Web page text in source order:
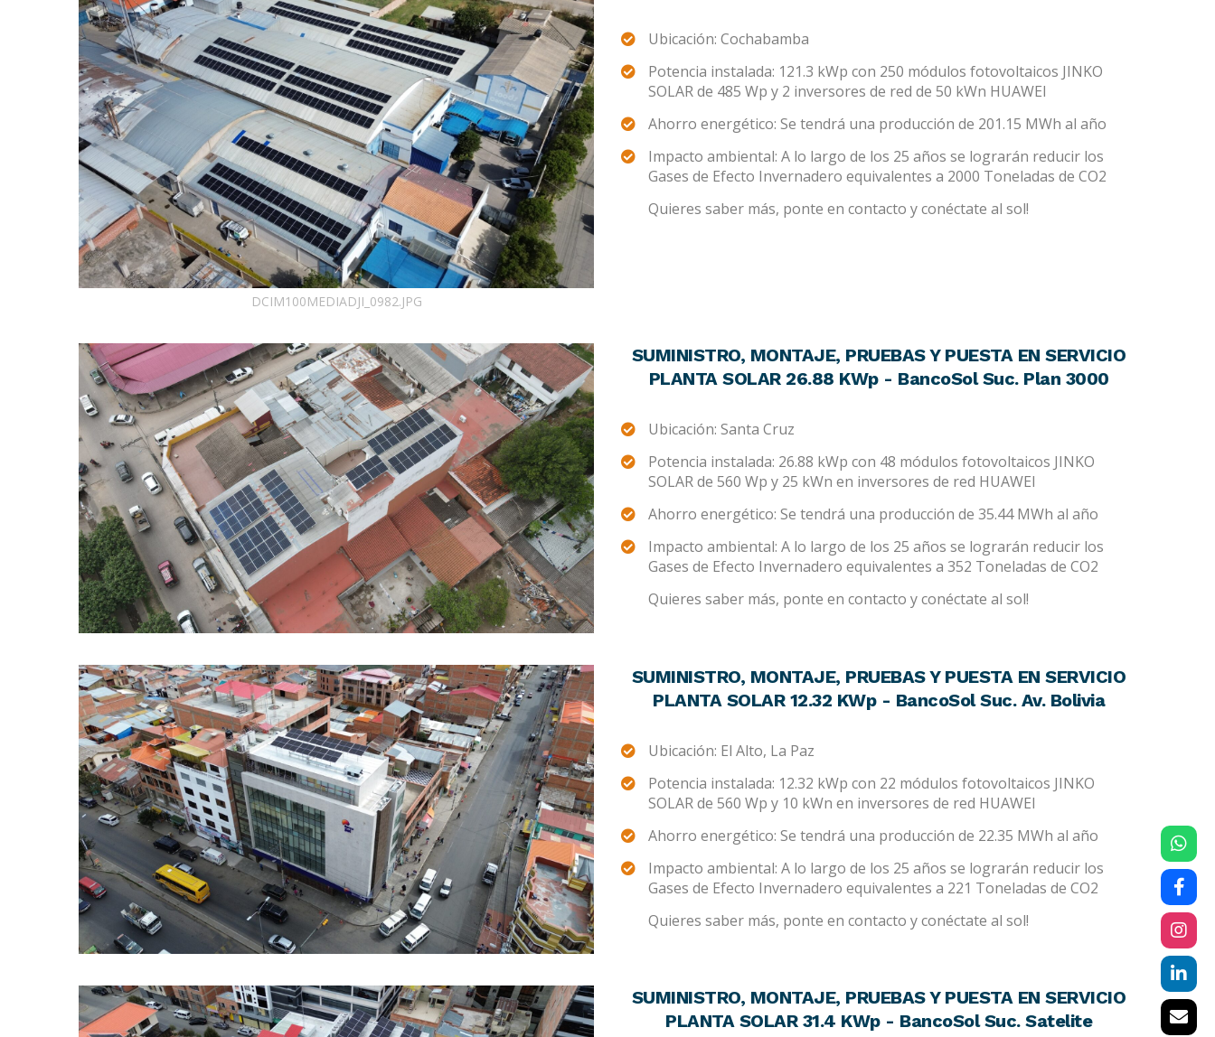
DCIM100MEDIADJI_0982.JPG
Ubicación: Cochabamba
Potencia instalada: 121.3 kWp con 250 módulos fotovoltaicos JINKO
SOLAR de 485 Wp y 2 inversores de red de 50 kWn HUAWEI
Ahorro energético: Se tendrá una producción de 201.15 MWh al año
Impacto ambiental: A lo largo de los 25 años se lograrán reducir los
Gases de Efecto Invernadero equivalentes a 2000 Toneladas de CO2
Quieres saber más, ponte en contacto y conéctate al sol!
SUMINISTRO, MONTAJE, PRUEBAS Y PUESTA EN SERVICIO
PLANTA SOLAR 26.88 KWp - BancoSol Suc. Plan 3000
Ubicación: Santa Cruz
Potencia instalada: 26.88 kWp con 48 módulos fotovoltaicos JINKO
SOLAR de 560 Wp y 25 kWn en inversores de red HUAWEI
Ahorro energético: Se tendrá una producción de 35.44 MWh al año
Impacto ambiental: A lo largo de los 25 años se lograrán reducir los
Gases de Efecto Invernadero equivalentes a 352 Toneladas de CO2
Quieres saber más, ponte en contacto y conéctate al sol!
SUMINISTRO, MONTAJE, PRUEBAS Y PUESTA EN SERVICIO
PLANTA SOLAR 12.32 KWp - BancoSol Suc. Av. Bolivia
Ubicación: El Alto, La Paz
Potencia instalada: 12.32 kWp con 22 módulos fotovoltaicos JINKO
SOLAR de 560 Wp y 10 kWn en inversores de red HUAWEI
Ahorro energético: Se tendrá una producción de 22.35 MWh al año
Impacto ambiental: A lo largo de los 25 años se lograrán reducir los
Gases de Efecto Invernadero equivalentes a 221 Toneladas de CO2
Quieres saber más, ponte en contacto y conéctate al sol!
SUMINISTRO, MONTAJE, PRUEBAS Y PUESTA EN SERVICIO
PLANTA SOLAR 31.4 KWp - BancoSol Suc. Satelite